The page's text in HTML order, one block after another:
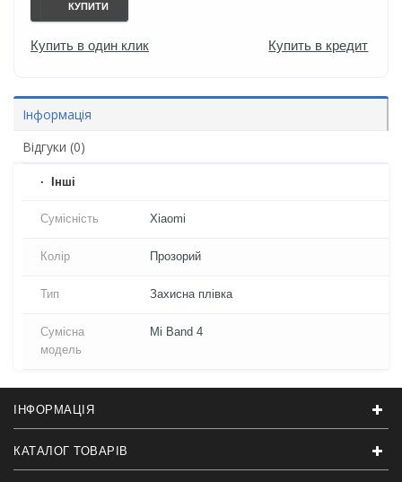
КУПИТИ
Купить в один клик Купить в кредит
Інформація
Відгуки (0)
Iнші
Сумісність Xiaomi
Колір Прозорий
Тип Захисна плівка
Сумісна
модель
Mi Band 4
ІНФОРМАЦІЯ
КАТАЛОГ ТОВАРІВ